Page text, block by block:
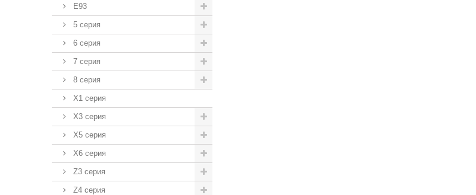
E93
5 серия
6 серия
7 серия
8 серия
X1 серия
X3 серия
X5 серия
X6 серия
Z3 серия
Z4 серия